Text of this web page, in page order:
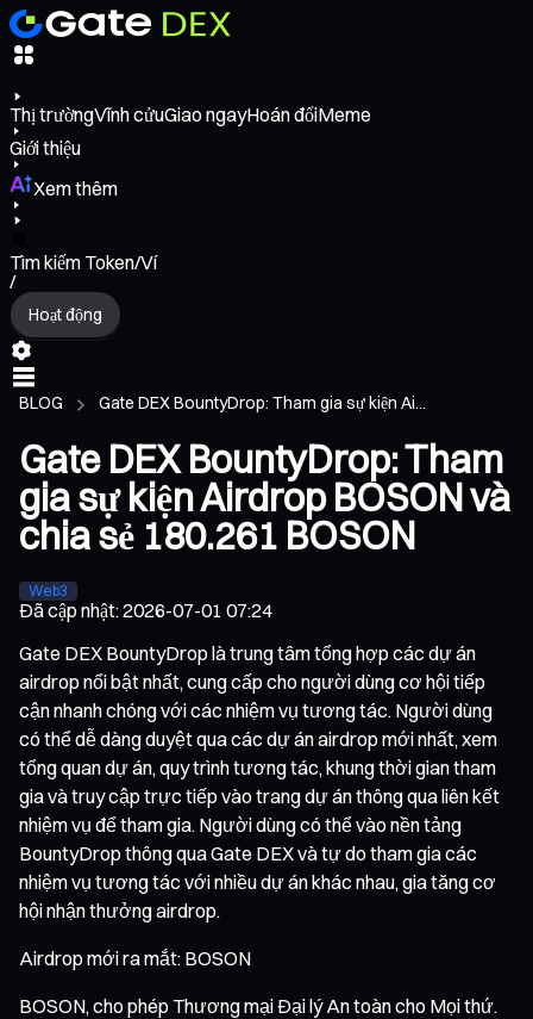
Thị trườngVĩnh cửuGiao ngayHoán đổiMeme
Giới thiệu
Xem thêm
Tìm kiếm Token/Ví
/
Hoạt động
BLOG Gate DEX BountyDrop: Tham gia sự kiện Ai...
Gate DEX BountyDrop: Tham
gia sự kiện Airdrop BOSON và
chia sẻ 180.261 BOSON
Web3
Đã cập nhật:2026-07-01 07:24
Gate DEX BountyDrop là trung tâm tổng hợp các dự án
airdrop nổi bật nhất, cung cấp cho người dùng cơ hội tiếp
cận nhanh chóng với các nhiệm vụ tương tác. Người dùng
có thể dễ dàng duyệt qua các dự án airdrop mới nhất, xem
tổng quan dự án, quy trình tương tác, khung thời gian tham
gia và truy cập trực tiếp vào trang dự án thông qua liên kết
nhiệm vụ để tham gia. Người dùng có thể vào nền tảng
BountyDrop thông qua Gate DEX và tự do tham gia các
nhiệm vụ tương tác với nhiều dự án khác nhau, gia tăng cơ
hội nhận thưởng airdrop.
Airdrop mới ra mắt: BOSON
BOSON, cho phép Thương mại Đại lý An toàn cho Mọi thứ.